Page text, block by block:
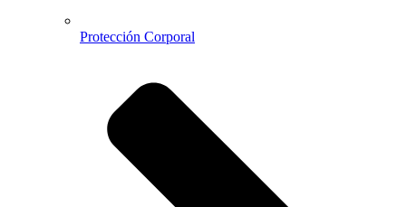
Protección Corporal